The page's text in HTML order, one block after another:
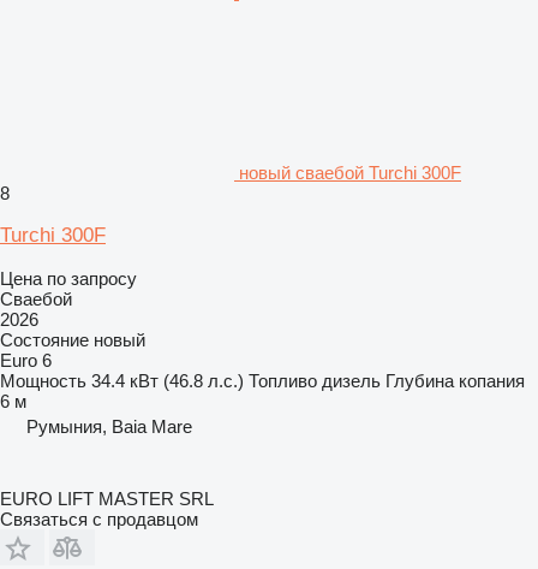
новый сваебой Turchi 300F
8
Turchi 300F
Цена по запросу
Сваебой
2026
Состояние новый
Euro 6
Мощность 34.4 кВт (46.8 л.с.) Топливо дизель Глубина копания
6 м
Румыния, Baia Mare
EURO LIFT MASTER SRL
Связаться с продавцом